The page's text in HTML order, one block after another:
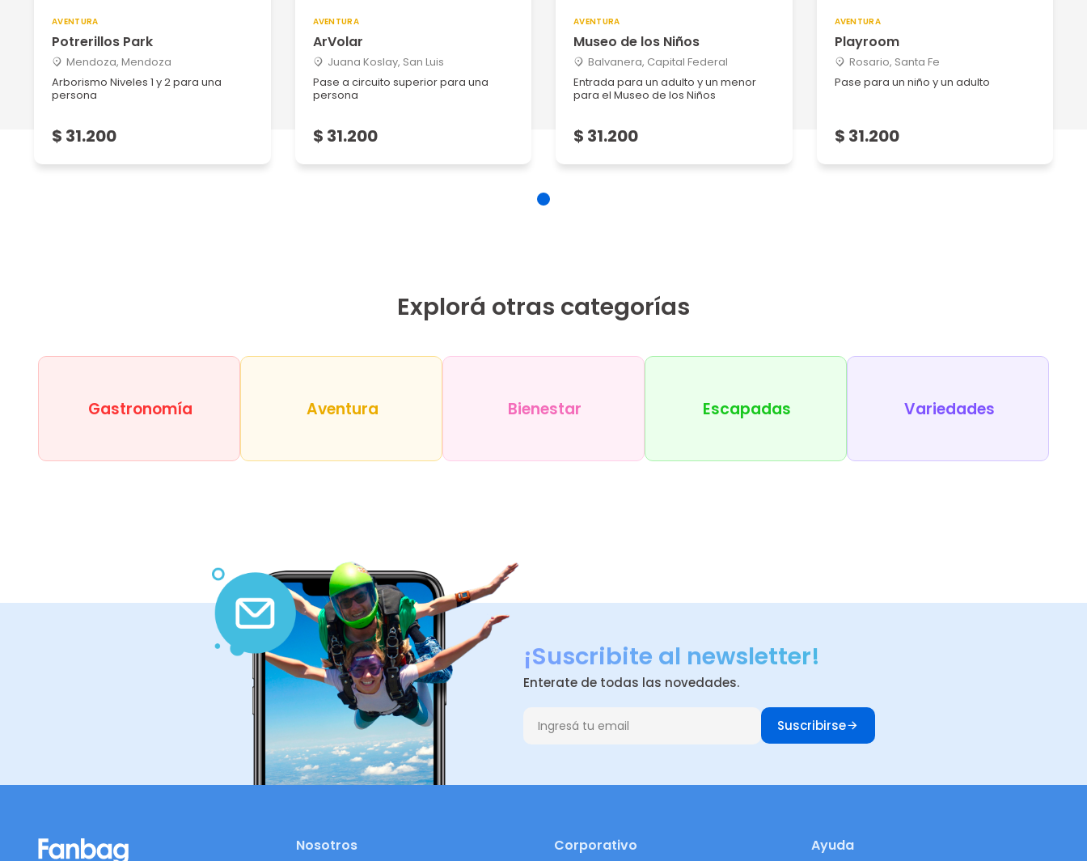
AVENTURA
Potrerillos Park
Mendoza, Mendoza
Arborismo Niveles 1 y 2 para una
persona
$ 31.200
AVENTURA
ArVolar
Juana Koslay, San Luis
Pase a circuito superior para una
persona
$ 31.200
AVENTURA
Museo de los Niños
Balvanera, Capital Federal
Entrada para un adulto y un menor
para el Museo de los Niños
$ 31.200
AVENTURA
Playroom
Rosario, Santa Fe
Pase para un niño y un adulto
$ 31.200
Explorá otras categorías
Gastronomía Aventura Bienestar Escapadas Variedades
¡Suscribite al newsletter!
Enterate de todas las novedades.
Suscribirse
Nosotros Corporativo Ayuda